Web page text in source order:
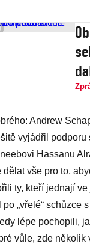
­Andrew
vyjádřil podporu
Hassanu
vše pro to,
ty, kteří jednají ve
„vřelé“ schůzce
lépe pochopili,
vůle, zde